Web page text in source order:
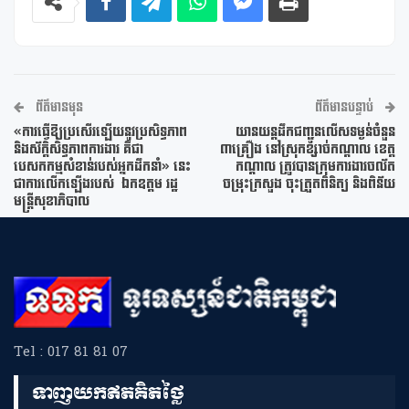
ព័ត៌មានមុន
«ការធ្វេីឱ្យប្រសេីរឡេីយនូវប្រសិទ្ធភាព
និងស័ក្តិសិទ្ធភាពការងារ គឺជា
បេសកកម្មសំខាន់របស់អ្នកដឹកនាំ» នេះ
ជាការលើកឡើងរបស់ ឯកឧត្តម រដ្ឋ
មន្ត្រីសុខាភិបាល
ព័ត៌មានបន្ទាប់
យានយន្តដឹកជញ្ជូនលើសទម្ងន់ចំនួន
៣គ្រឿង នៅស្រុកខ្សាច់កណ្តាល ខេត្ត
កណ្តាល ត្រូវបានក្រុមការងារចល័ត
ចម្រុះក្រសួង ចុះត្រួតពិនិត្យ និងពិន័យ
Tel : 017 81 81 07
ទាញយកឥតគិតថ្លៃ